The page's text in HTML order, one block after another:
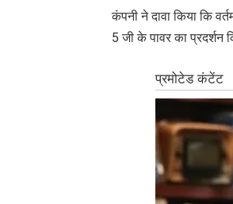
कंपनी ने दावा किया कि
5 जी के पावर का